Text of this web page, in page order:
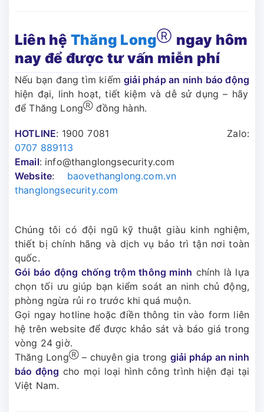
Liên hệ Thăng LongⓇ ngay hôm
nay để được tư vấn miễn phí
Nếu bạn đang tìm kiếmgiải pháp an ninh báo động
hiện đại, linh hoạt, tiết kiệm và dễ sử dụng – hãy
để Thăng LongⓇ đồng hành.
HOTLINE: 1900 7081
Zalo:
0707 889113
Email: info@thanglongsecurity.com
Website: baovethanglong.com.vn
thanglongsecurity.com
Chúng tôi có đội ngũ kỹ thuật giàu kinh nghiệm,
thiết bị chính hãng và dịch vụ bảo trì tận nơi toàn
quốc.
Gói báo động chống trộm thông minh chính là lựa
chọn tối ưu giúp bạn kiểm soát an ninh chủ động,
phòng ngừa rủi ro trước khi quá muộn.
Gọi ngay hotline hoặc điền thông tin vào form liên
hệ trên website để được khảo sát và báo giá trong
vòng 24 giờ.
Thăng LongⓇ – chuyên gia trong giải pháp an ninh
báo động cho mọi loại hình công trình hiện đại tại
Việt Nam.